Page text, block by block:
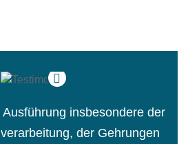
insbesondere der
der Gehrungen